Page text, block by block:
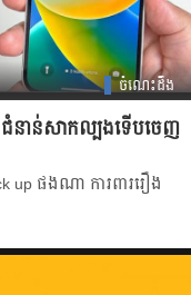
ចំណេះដឹង
ជំនាន់សាកល្បងទើបចេញ
up ផងណា ការពាររឿង